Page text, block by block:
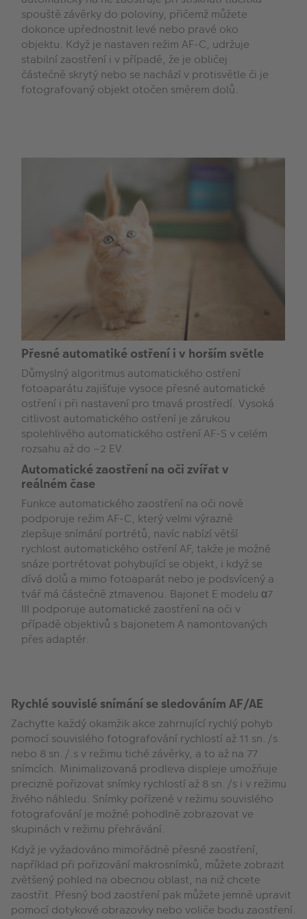
spouště závěrky do poloviny, přičemž můžete
dokonce upřednostnit levé nebo pravé oko
objektu. Když je nastaven režim AF-C, udržuje
stabilní zaostření i v případě, že je obličej
částečně skrytý nebo se nachází v protisvětle či je
fotografovaný objekt otočen směrem dolů.
Přesné automatiké ostření i v horším světle
Důmyslný algoritmus automatického ostření
fotoaparátu zajišťuje vysoce přesné automatické
ostření i při nastavení pro tmavá prostředí. Vysoká
citlivost automatického ostření je zárukou
spolehlivého automatického ostření AF-S v celém
rozsahu až do –2 EV.
Automatické zaostření na oči zvířat v
reálném čase
Funkce automatického zaostření na oči nově
podporuje režim AF-C, který velmi výrazně
zlepšuje snímání portrétů, navíc nabízí větší
rychlost automatického ostření AF, takže je možné
snáze portrétovat pohybující se objekt, i když se
dívá dolů a mimo fotoaparát nebo je podsvícený a
tvář má částečně ztmavenou. Bajonet E modelu α7
III podporuje automatické zaostření na oči v
případě objektivů s bajonetem A namontovaných
přes adaptér.
Rychlé souvislé snímání se sledováním AF/AE
Zachyťte každý okamžik akce zahrnující rychlý pohyb
pomocí souvislého fotografování rychlostí až 11 sn./s
nebo 8 sn./.s v režimu tiché závěrky, a to až na 77
snímcích. Minimalizovaná prodleva displeje umožňuje
precizně pořizovat snímky rychlostí až 8 sn./s i v režimu
živého náhledu. Snímky pořízené v režimu souvislého
fotografování je možné pohodlně zobrazovat ve
skupinách v režimu přehrávání.
Když je vyžadováno mimořádně přesné zaostření,
například při pořizování makrosnímků, můžete zobrazit
zvětšený pohled na obecnou oblast, na niž chcete
zaostřit. Přesný bod zaostření pak můžete jemně upravit
pomocí dotykové obrazovky nebo voliče bodu zaostření.